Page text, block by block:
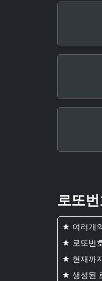
로또
★ 여러개
★ 로또번
★ 현재까
★ 생성된